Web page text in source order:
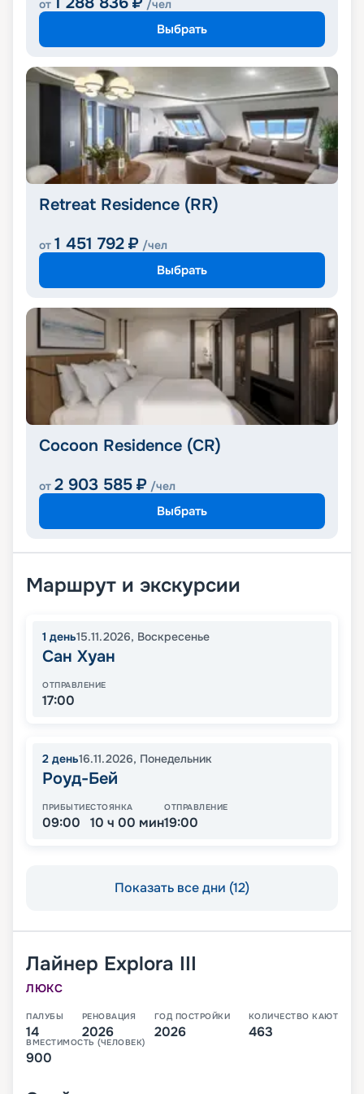
от /чел
Выбрать
Retreat Residence (RR)
от 1 451 792 ₽ /чел
Выбрать
Cocoon Residence (CR)
от 2 903 585 ₽ /чел
Выбрать
Маршрут и экскурсии
1 день15.11.2026, Воскресенье
Сан Хуан
ОТПРАВЛЕНИЕ
17:00
2 день16.11.2026, Понедельник
Роуд-Бей
ПРИБЫТИЕ
09:00
СТОЯНКА
10 ч 00 мин
ОТПРАВЛЕНИЕ
19:00
Показать все дни (12)
Лайнер Explora III
ЛЮКС
ПАЛУБЫ
14
РЕНОВАЦИЯ
2026
ГОД ПОСТРОЙКИ
2026
КОЛИЧЕСТВО КАЮТ
463
ВМЕСТИМОСТЬ (ЧЕЛОВЕК)
900